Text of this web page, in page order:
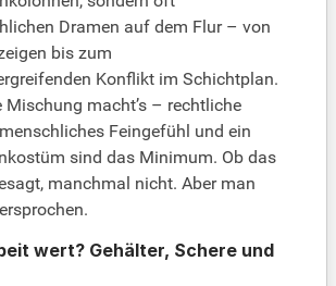
Dramen auf dem Flur – von
bis zum
Konflikt im Schichtplan.
Mischung macht’s – rechtliche
Feingefühl und ein
sind das Minimum. Ob das
manchmal nicht. Aber man
wert? Gehälter, Schere und